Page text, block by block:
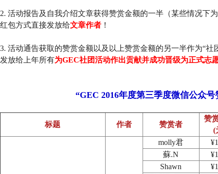
2. 活动报告及自我介绍文章获得赞赏金额的一半（某些情况下
红包方式直接发放给文章作者 ！
3. 活动通告获取的赞赏金额以及以上赞赏金额的另一半作为“
发放给上年所有为GEC社团活动作出贡献并成功晋级为正式志
“GEC 2016年度第三季度微信公众
标题 作者 赞赏者
赞
(
molly君
蘇.N
Shawn